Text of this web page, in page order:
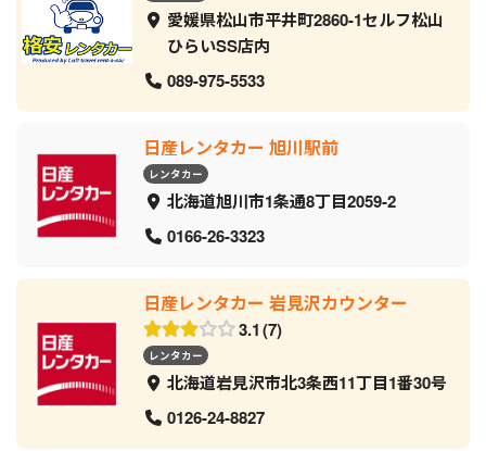
愛媛県松山市平井町2860-1セルフ松山
ひらいSS店内
089-975-5533
日産レンタカー 旭川駅前
レンタカー
北海道旭川市1条通8丁目2059‐2
0166-26-3323
日産レンタカー 岩見沢カウンター
3.1 7
レンタカー
北海道岩見沢市北3条西11丁目1番30号
0126-24-8827